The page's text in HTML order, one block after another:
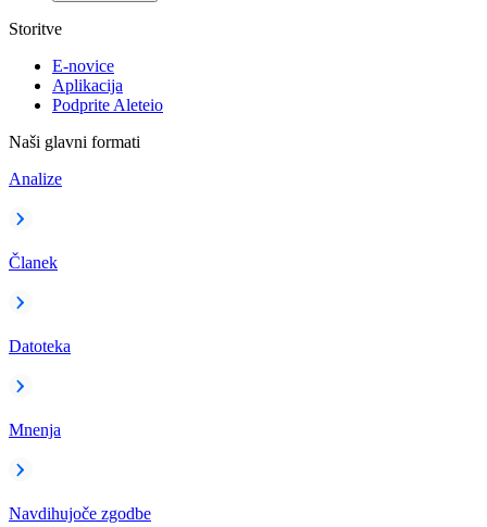
Storitve
E-novice
Aplikacija
Podprite Aleteio
Naši glavni formati
Analize
Članek
Datoteka
Mnenja
Navdihujoče zgodbe